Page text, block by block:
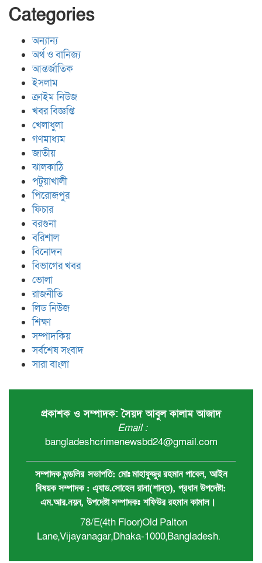
Categories
অন্যান্য
অর্থ ও বানিজ্য
আন্তর্জাতিক
ইসলাম
ক্রাইম নিউজ
খবর বিজ্ঞপ্তি
খেলাধুলা
গণমাধ্যম
জাতীয়
ঝালকাঠি
পটুয়াখালী
পিরোজপুর
ফিচার
বরগুনা
বরিশাল
বিনোদন
বিভাগের খবর
ভোলা
রাজনীতি
লিড নিউজ
শিক্ষা
সম্পাদকিয়
সর্বশেষ সংবাদ
সারা বাংলা
প্রকাশক ও সম্পাদক: সৈয়দ আবুল কালাম আজাদ
Email :
bangladeshcrimenewsbd24@gmail.com
সম্পাদক মন্ডলির সভাপতি: মোঃ মাহাফুজুর রহমান পাবেল, আইন
বিষয়ক সম্পাদক : ‍এ্যাড.সোহেল রানা(শান্ত), প্রধান ‍উপদেষ্টা:
এম.আর.নয়ন, উপদেষ্টা সম্পাদকঃ শফিউর রহমান কামাল।
78/E(4th Floor)Old Palton
Lane,Vijayanagar,Dhaka-1000,Bangladesh.